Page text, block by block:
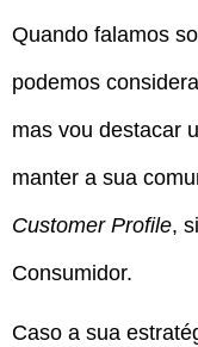
Quando falamos
podemos
mas vou destacar
manter a sua
Customer Profile,
Consumidor.
Caso a sua